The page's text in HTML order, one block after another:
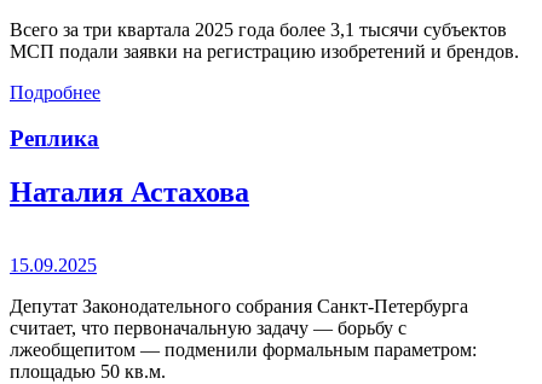
Всего за три квартала 2025 года более 3,1 тысячи субъектов
МСП подали заявки на регистрацию изобретений и брендов.
Подробнее
Реплика
Наталия Астахова
15.09.2025
Депутат Законодательного собрания Санкт-Петербурга
считает, что первоначальную задачу — борьбу с
лжеобщепитом — подменили формальным параметром:
площадью 50 кв.м.